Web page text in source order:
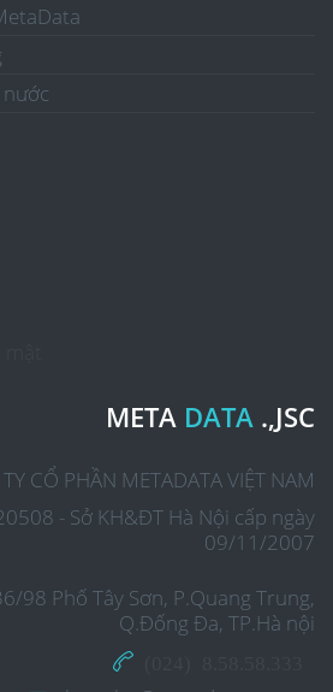
META DATA .,JSC
CỔ PHẦN METADATA VIỆT NAM
- Sở KH&ĐT Hà Nội cấp ngày
09/11/2007
98 Phố Tây Sơn, P.Quang Trung,
Q.Đống Đa, TP.Hà nội